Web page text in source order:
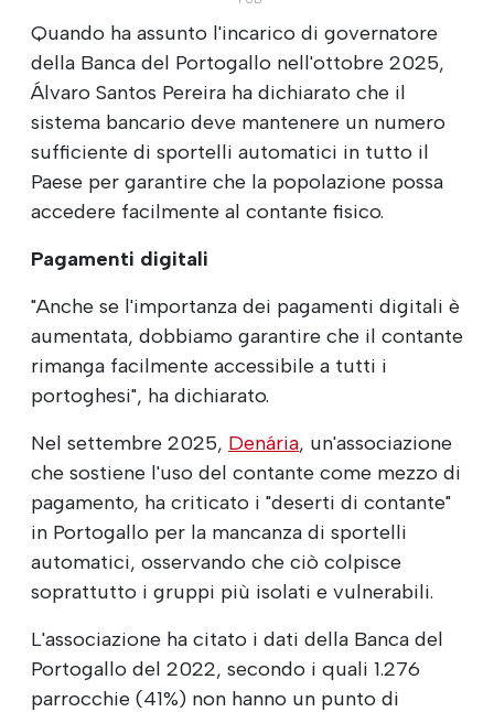
Quando ha assunto l'incarico di governatore
della Banca del Portogallo nell'ottobre 2025,
Álvaro Santos Pereira ha dichiarato che il
sistema bancario deve mantenere un numero
sufficiente di sportelli automatici in tutto il
Paese per garantire che la popolazione possa
accedere facilmente al contante fisico.
Pagamenti digitali
"Anche se l'importanza dei pagamenti digitali è
aumentata, dobbiamo garantire che il contante
rimanga facilmente accessibile a tutti i
portoghesi", ha dichiarato.
Nel settembre 2025, Denária, un'associazione
che sostiene l'uso del contante come mezzo di
pagamento, ha criticato i "deserti di contante"
in Portogallo per la mancanza di sportelli
automatici, osservando che ciò colpisce
soprattutto i gruppi più isolati e vulnerabili.
L'associazione ha citato i dati della Banca del
Portogallo del 2022, secondo i quali 1.276
parrocchie (41%) non hanno un punto di